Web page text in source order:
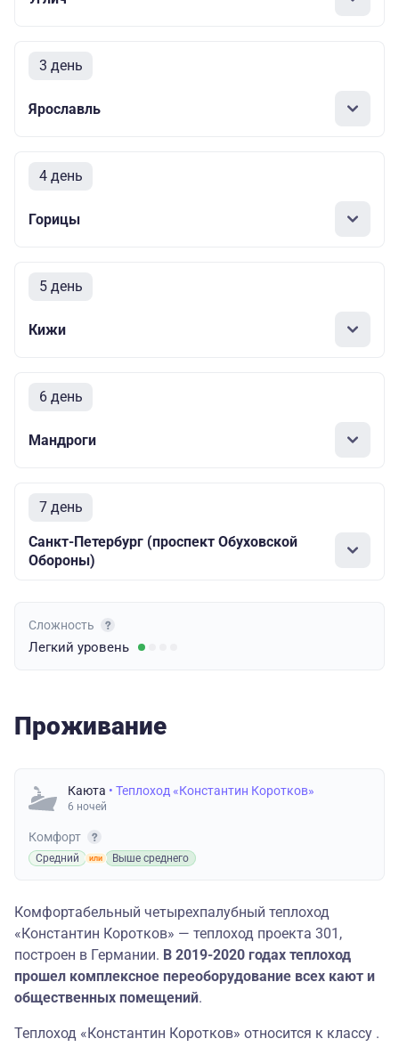
3 день
Ярославль
4 день
Горицы
5 день
Кижи
6 день
Мандроги
7 день
Санкт-Петербург (проспект Обуховской
Обороны)
Сложность
Легкий уровень
Проживание
Каюта • Теплоход «Константин Коротков»
6 ночей
Комфорт
Средний Выше среднего
Комфортабельный четырехпалубный теплоход
«Константин Коротков» — теплоход проекта 301,
построен в Германии. В 2019-2020 годах теплоход
прошел комплексное переоборудование всех кают и
общественных помещений.
Теплоход «Константин Коротков» относится к классу .